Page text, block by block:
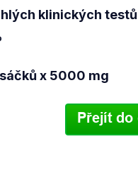
klinických
x 5000 mg